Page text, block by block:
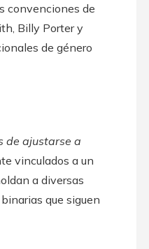
convenciones de
Billy Porter y
de género
de ajustarse a
vinculados a un
a diversas
que siguen